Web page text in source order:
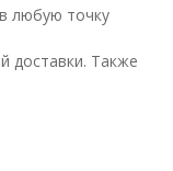
любую точку
доставки. Также